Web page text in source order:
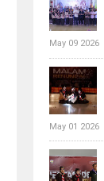
May 09 2026
May 01 2026